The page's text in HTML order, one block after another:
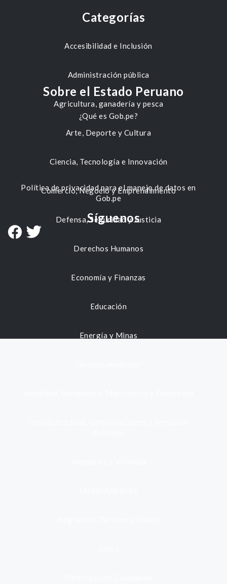
Categorías
Accesibilidad e Inclusión
Administración pública
Agricultura, ganadería y pesca
Arte, Deporte y Cultura
Ciencia, Tecnología e Innovación
Comercio, Negocio y Emprendimiento
Defensa, Seguridad y Justicia
Derechos Humanos
Economía y Finanzas
Educación
Energía y Minas
Sobre el Estado Peruano
¿Qué es Gob.pe?
Política de privacidad para el manejo de datos en
Gob.pe
Síguenos